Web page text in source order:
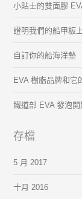
小貼士的雙面膠
證明我們的船甲板
自訂你的船海洋墊
EVA 樹脂品牌和它
鐵道部 EVA 發泡
存檔
5 月 2017
十月 2016